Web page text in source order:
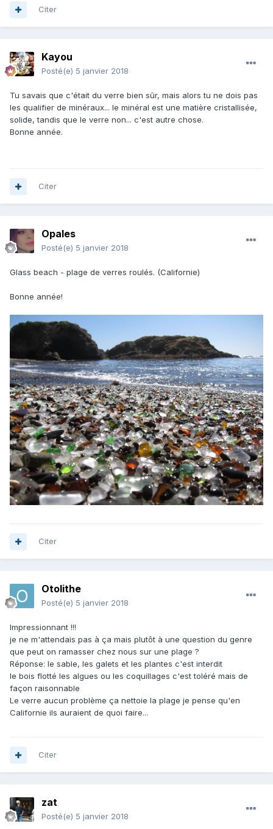
Citer
Kayou
Posté(e) 5 janvier 2018
Tu savais que c'était du verre bien sûr, mais alors tu ne dois pas
les qualifier de minéraux... le minéral est une matière cristallisée,
solide, tandis que le verre non... c'est autre chose.
Bonne année.
Citer
Opales
Posté(e) 5 janvier 2018
Glass beach - plage de verres roulés. (Californie)
Bonne année!
Citer
Otolithe
Posté(e) 5 janvier 2018
Impressionnant !!!
je ne m'attendais pas à ça mais plutôt à une question du genre
que peut on ramasser chez nous sur une plage ?
Réponse: le sable, les galets et les plantes c'est interdit
le bois flotté les algues ou les coquillages c'est toléré mais de
façon raisonnable
Le verre aucun problème ça nettoie la plage je pense qu'en
Californie ils auraient de quoi faire...
Citer
zat
Posté(e) 5 janvier 2018